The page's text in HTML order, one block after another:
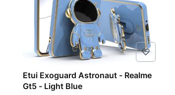
Etui Exoguard Astronaut - Realme
Gt5 - Light Blue